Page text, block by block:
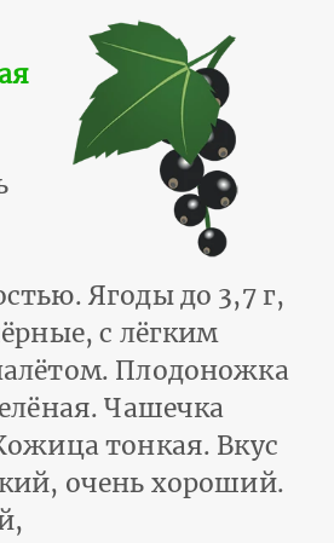
Ягоды до 3,7 г,
с лёгким
Плодоножка
Чашечка
тонкая. Вкус
очень хороший.